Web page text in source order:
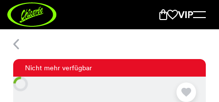
Nicht mehr verfügbar